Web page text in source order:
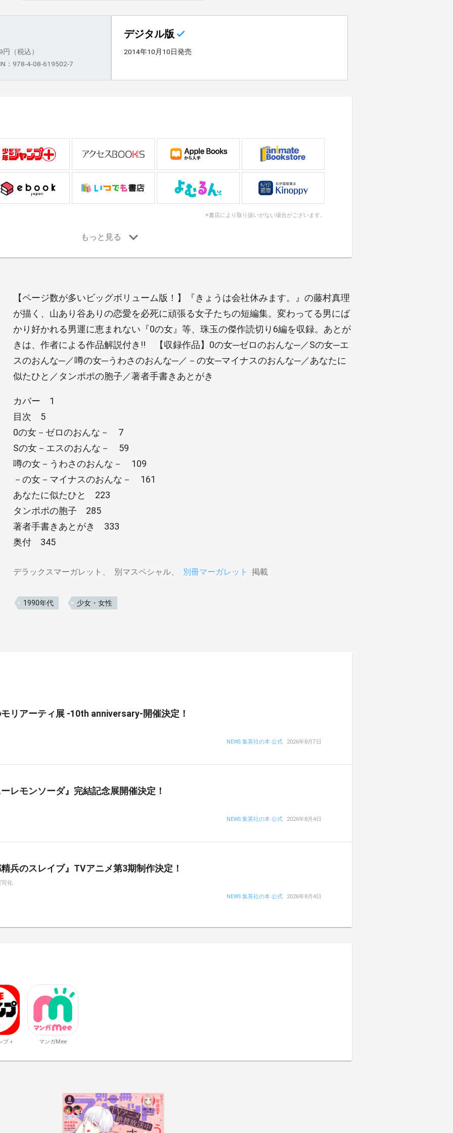
円（税込）
：978-4-08-619502-7
デジタル版
2014年10月10日発売
※書店により取り扱いがない場合がございます。
【ページ数が多いビッグボリューム版！】『きょうは会社休みます。』の藤村真理
が描く、山あり谷ありの恋愛を必死に頑張る女子たちの短編集。変わってる男にば
かり好かれる男運に恵まれない『0の女』等、珠玉の傑作読切り6編を収録。あとが
きは、作者による作品解説付き!! 【収録作品】0の女─ゼロのおんな─／Sの女─エ
スのおんな─／噂の女─うわさのおんな─／－の女─マイナスのおんな─／あなたに
似たひと／タンポポの胞子／著者手書きあとがき
カバー 1
目次 5
0の女－ゼロのおんな－ 7
Sの女－エスのおんな－ 59
噂の女－うわさのおんな－ 109
－の女－マイナスのおんな－ 161
あなたに似たひと 223
タンポポの胞子 285
著者手書きあとがき 333
奥付 345
デラックスマーガレット 別マスペシャル 別冊マーガレット 掲載
1990年代 少女・女性
リアーティ展 -10th anniversary-開催決定！
NEWS 集英社の本 公式 2026年8月7日
レモンソーダ』完結記念展開催決定！
NEWS 集英社の本 公式 2026年8月4日
兵のスレイブ』TVアニメ第3期制作決定！
写化
NEWS 集英社の本 公式 2026年8月4日
プ＋ マンガMee